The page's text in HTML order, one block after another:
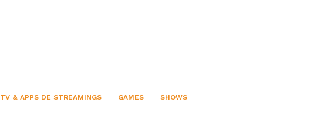
TV & APPS DE STREAMINGS GAMES SHOWS